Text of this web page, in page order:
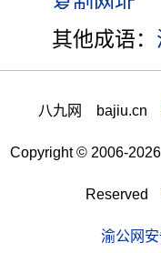
其他成语：
八九网 bajiu.cn
Copyright © 2006-
Reserved
渝公网